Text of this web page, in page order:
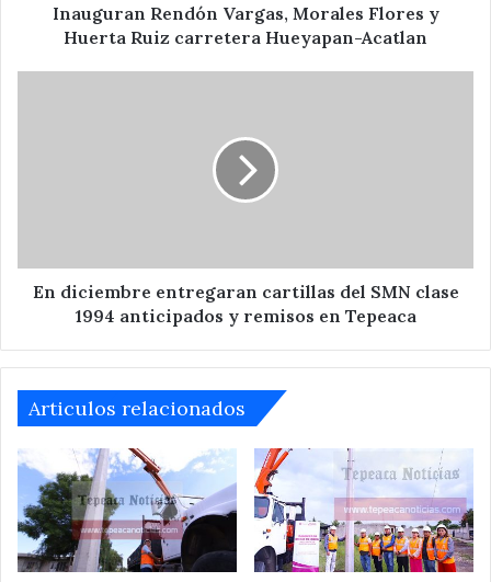
Hueyapan-
Acatlan
Inauguran Rendón Vargas, Morales Flores y
Huerta Ruiz carretera Hueyapan-Acatlan
anticipados
En diciembre entregaran cartillas del SMN clase
1994 anticipados y remisos en Tepeaca
Articulos relacionados